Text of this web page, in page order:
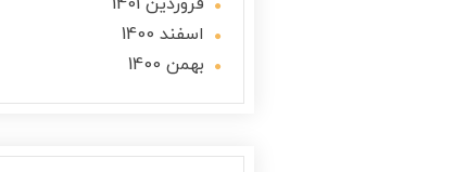
فروردین 1401
اسفند 1400
بهمن 1400